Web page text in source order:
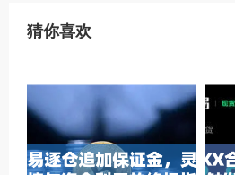
猜你喜欢